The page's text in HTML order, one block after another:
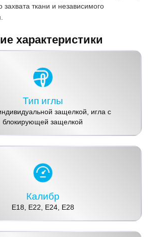
захвата ткани и независимого
характеристики
Тип иглы
защелкой, игла с
блокирующей защелкой
Калибр
E18, E22, E24, E28